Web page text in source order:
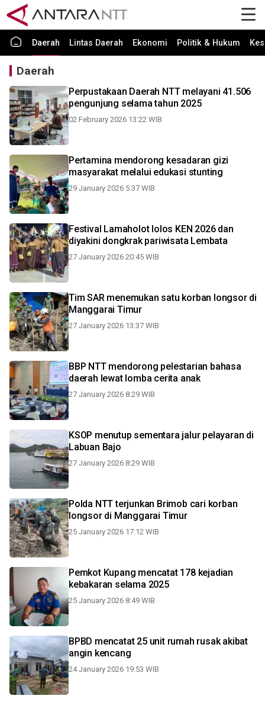
Daerah Lintas Daerah Ekonomi Politik & Hukum
Daerah
Perpustakaan Daerah NTT melayani 41.506
pengunjung selama tahun 2025
02 February 2026 13:22 WIB
Pertamina mendorong kesadaran gizi
masyarakat melalui edukasi stunting
29 January 2026 5:37 WIB
Festival Lamaholot lolos KEN 2026 dan
diyakini dongkrak pariwisata Lembata
27 January 2026 20:45 WIB
Tim SAR menemukan satu korban longsor di
Manggarai Timur
27 January 2026 13:37 WIB
BBP NTT mendorong pelestarian bahasa
daerah lewat lomba cerita anak
27 January 2026 8:29 WIB
KSOP menutup sementara jalur pelayaran di
Labuan Bajo
27 January 2026 8:29 WIB
Polda NTT terjunkan Brimob cari korban
longsor di Manggarai Timur
25 January 2026 17:12 WIB
Pemkot Kupang mencatat 178 kejadian
kebakaran selama 2025
25 January 2026 8:49 WIB
BPBD mencatat 25 unit rumah rusak akibat
angin kencang
24 January 2026 19:53 WIB